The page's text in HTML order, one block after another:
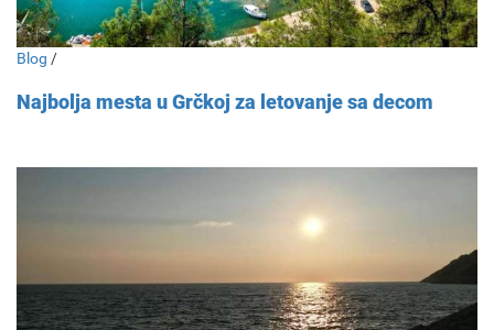
Blog /
Najbolja mesta u Grčkoj za letovanje sa decom